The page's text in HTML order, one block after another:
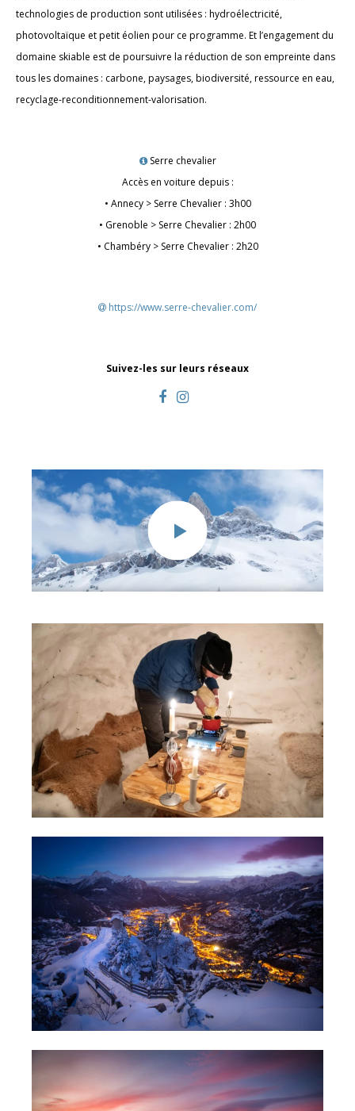
technologies de production sont utilisées : hydroélectricité,
photovoltaïque et petit éolien pour ce programme. Et l’engagement du
domaine skiable est de poursuivre la réduction de son empreinte dans
tous les domaines : carbone, paysages, biodiversité, ressource en eau,
recyclage-reconditionnement-valorisation.
Serre chevalier
Accès en voiture depuis :
• Annecy > Serre Chevalier : 3h00
• Grenoble > Serre Chevalier : 2h00
• Chambéry > Serre Chevalier : 2h20
https://www.serre-chevalier.com/
Suivez-les sur leurs réseaux